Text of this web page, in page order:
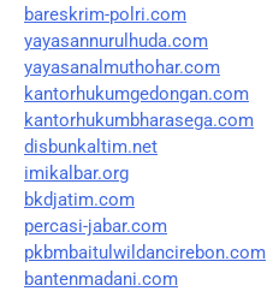
bareskrim-polri.com
yayasannurulhuda.com
yayasanalmuthohar.com
kantorhukumgedongan.com
kantorhukumbharasega.com
disbunkaltim.net
imikalbar.org
bkdjatim.com
percasi-jabar.com
pkbmbaitulwildancirebon.com
bantenmadani.com